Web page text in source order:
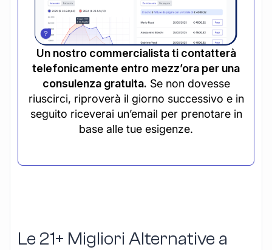
Un nostro commercialista ti contatterà
telefonicamente entro mezz’ora per una
consulenza gratuita. Se non dovesse
riuscirci, riproverà il giorno successivo e in
seguito riceverai un’email per prenotare in
base alle tue esigenze.
Le 21+ Migliori Alternative a